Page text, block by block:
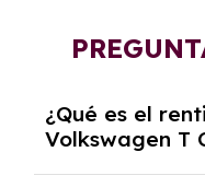
¿Qué es el
Volkswagen T